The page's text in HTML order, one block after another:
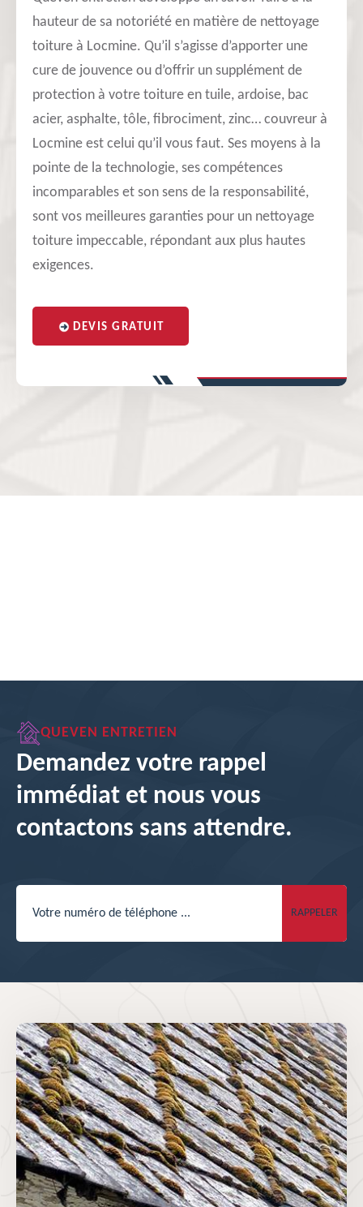
hauteur de sa notoriété en matière de nettoyage
toiture à Locmine. Qu’il s’agisse d’apporter une
cure de jouvence ou d’offrir un supplément de
protection à votre toiture en tuile, ardoise, bac
acier, asphalte, tôle, fibrociment, zinc… couvreur à
Locmine est celui qu’il vous faut. Ses moyens à la
pointe de la technologie, ses compétences
incomparables et son sens de la responsabilité,
sont vos meilleures garanties pour un nettoyage
toiture impeccable, répondant aux plus hautes
exigences.
DEVIS GRATUIT
QUEVEN ENTRETIEN
Demandez votre rappel
immédiat et nous vous
contactons sans attendre.